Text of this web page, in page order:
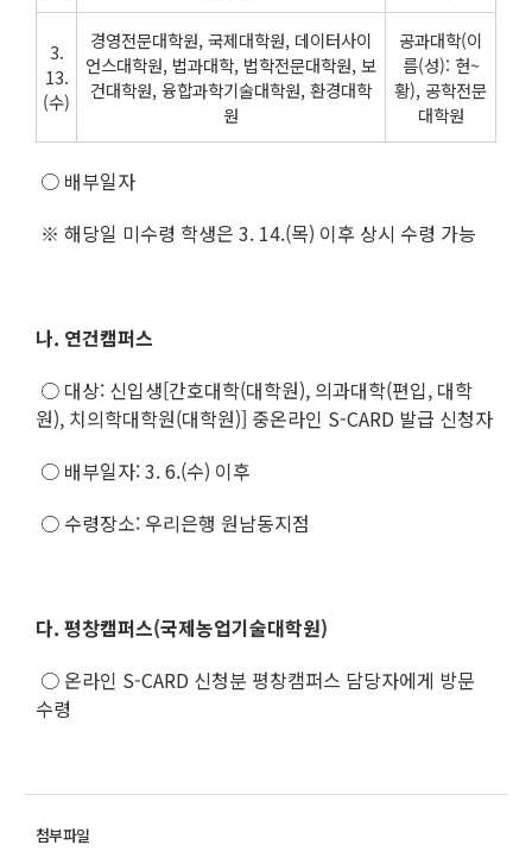
3.
13.
(수)
경영전문대학원, 국제대학원, 데이터사이
언스대학원, 법과대학, 법학전문대학원, 보
건대학원, 융합과학기술대학원, 환경대학
원
공과대학(이
름(성): 현~
황), 공학전문
대학원
○ 배부일자
※ 해당일 미수령 학생은 3. 14.(목) 이후 상시 수령 가능
나. 연건캠퍼스
○ 대상: 신입생[간호대학(대학원), 의과대학(편입, 대학
원), 치의학대학원(대학원)] 중온라인 S-CARD 발급 신청자
○ 배부일자: 3. 6.(수) 이후
○ 수령장소: 우리은행 원남동지점
다. 평창캠퍼스(국제농업기술대학원)
○ 온라인 S-CARD 신청분 평창캠퍼스 담당자에게 방문
수령